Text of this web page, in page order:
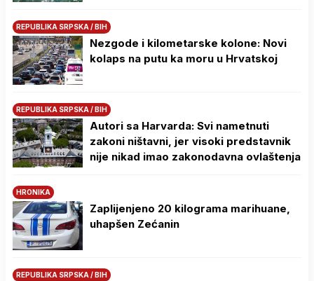
REPUBLIKA SRPSKA / BIH
Nezgode i kilometarske kolone: Novi
kolaps na putu ka moru u Hrvatskoj
REPUBLIKA SRPSKA / BIH
Autori sa Harvarda: Svi nametnuti
zakoni ništavni, jer visoki predstavnik
nije nikad imao zakonodavna ovlaštenja
HRONIKA
Zaplijenjeno 20 kilograma marihuane,
uhapšen Zećanin
REPUBLIKA SRPSKA / BIH